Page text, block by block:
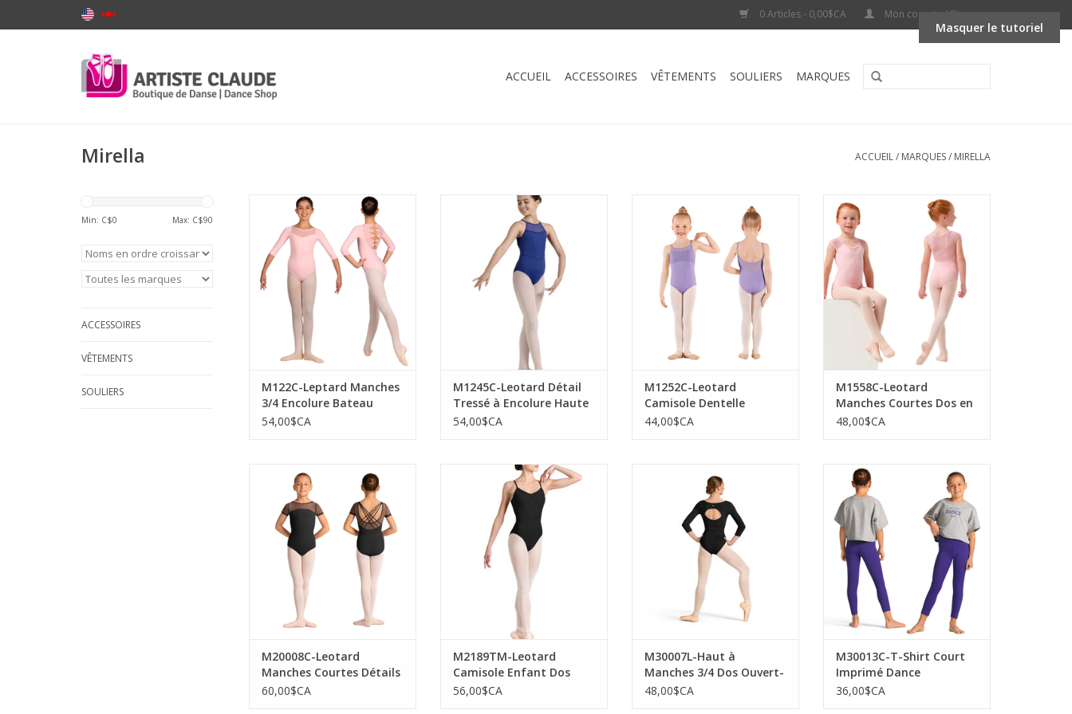
0 Articles - 0,00$CA Mon compte / S'inscrire
ACCUEIL ACCESSOIRES VÊTEMENTS SOULIERS MARQUES
Mirella ACCUEIL/ MARQUES/ MIRELLA
Min: C$0 Max: C$90
ACCESSOIRES
VÊTEMENTS
SOULIERS
Mirella M122C-Leptard Manches
3/4 Encolure Bateau Mesh
Torsadée au Dos
AJOUTER AU PANIER
M122C-Leptard Manches
3/4 Encolure Bateau
Mesh Torsadée au Dos
54,00$CA
Mirella M1245C-Leotard Détail
Tressé à Encolure Haute
AJOUTER AU PANIER
M1245C-Leotard Détail
Tressé à Encolure Haute
54,00$CA
Camisole Dentelle Marguerite
AJOUTER AU PANIER
M1252C-Leotard
Camisole Dentelle
Marguerite
44,00$CA
Mirella M1558C-Leotard Manches
Courtes Dos en Mesh Encolure V-
AJOUTER AU PANIER
M1558C-Leotard
Manches Courtes Dos en
Mesh Encolure V-ROSE
48,00$CA
Mirella M20008C-Leotard
Manches Courtes Détails de
Points Bretelles -NOIR
AJOUTER AU PANIER
M20008C-Leotard
Manches Courtes Détails
de Points Bretelles -NOIR
60,00$CA
Mirella M2189TM-Leotard
Camisole Enfant Dos Ouvert
Décolleté Détail Tressé-NOIR
AJOUTER AU PANIER
M2189TM-Leotard
Camisole Enfant Dos
Ouvert Décolleté Détail
56,00$CA
3/4 Dos Ouvert-NOIR
AJOUTER AU PANIER
M30007L-Haut à
Manches 3/4 Dos Ouvert-
NOIR
48,00$CA
Mirella M30013C-T-Shirt Court
AJOUTER AU PANIER
M30013C-T-Shirt Court
Imprimé Dance
36,00$CA
Masquer le tutoriel